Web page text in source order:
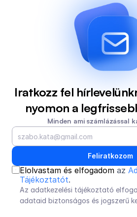
Iratkozz fel
nyomon a
Minden ami számlázással
Feliratkozom
Elolvastam és elfogadom az
Tájékoztatót.
Az adatkezelési tájékoztató
adataid biztonságos és jogszerű